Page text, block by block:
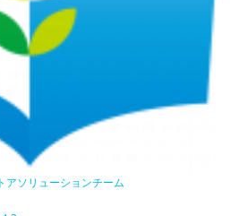
アソリューションチーム